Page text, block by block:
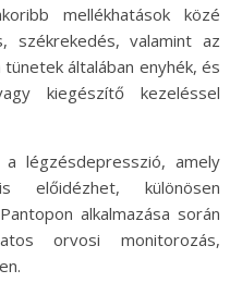
mellékhatások közé
székrekedés, valamint az
általában enyhék, és
kiegészítő kezeléssel
a légzésdepresszió, amely
előidézhet, különösen
alkalmazása során
orvosi monitorozás,